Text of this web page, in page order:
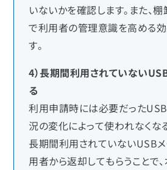
いないかを確認します。また、
で利用者の管理意識を高める
す。
4）長期間利用されていない
る
利用申請時には必要だったUSB
況の変化によって使われなくな
長期間利用されていないUSBメ
用者から返却してもらうことで